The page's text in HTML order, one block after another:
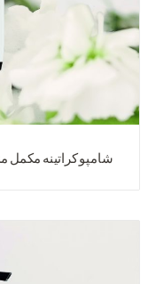
شامپو کراتینه مکمل